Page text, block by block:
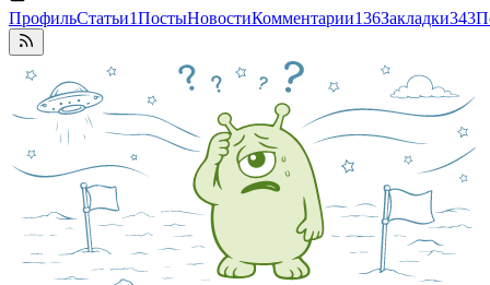
ПрофильСтатьи1ПостыНовостиКомментарии136Закладки343